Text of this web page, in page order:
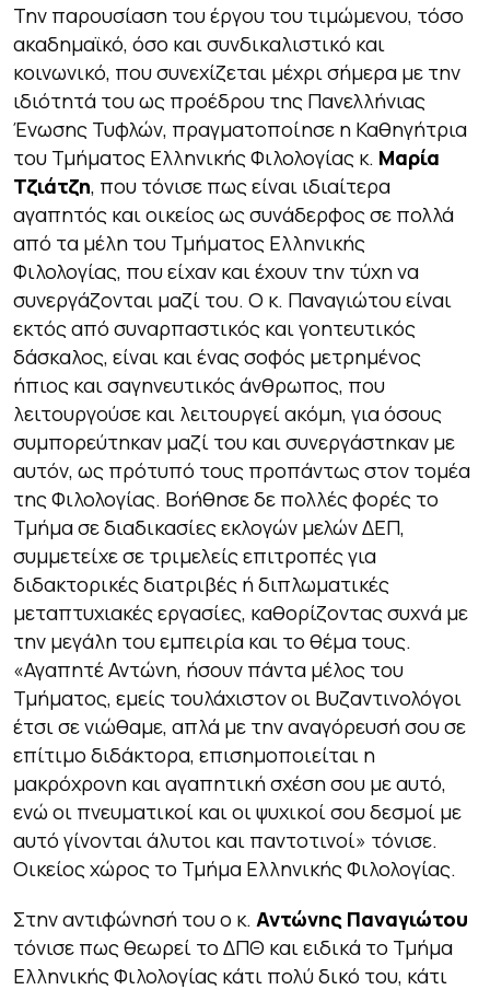
Την παρουσίαση του έργου του τιμώμενου, τόσο
ακαδημαϊκό, όσο και συνδικαλιστικό και
κοινωνικό, που συνεχίζεται μέχρι σήμερα με την
ιδιότητά του ως προέδρου της Πανελλήνιας
Ένωσης Τυφλών, πραγματοποίησε η Καθηγήτρια
του Τμήματος Ελληνικής Φιλολογίας κ. Μαρία
Τζιάτζη, που τόνισε πως είναι ιδιαίτερα
αγαπητός και οικείος ως συνάδερφος σε πολλά
από τα μέλη του Τμήματος Ελληνικής
Φιλολογίας, που είχαν και έχουν την τύχη να
συνεργάζονται μαζί του. Ο κ. Παναγιώτου είναι
εκτός από συναρπαστικός και γοητευτικός
δάσκαλος, είναι και ένας σοφός μετρημένος
ήπιος και σαγηνευτικός άνθρωπος, που
λειτουργούσε και λειτουργεί ακόμη, για όσους
συμπορεύτηκαν μαζί του και συνεργάστηκαν με
αυτόν, ως πρότυπό τους προπάντως στον τομέα
της Φιλολογίας. Βοήθησε δε πολλές φορές το
Τμήμα σε διαδικασίες εκλογών μελών ΔΕΠ,
συμμετείχε σε τριμελείς επιτροπές για
διδακτορικές διατριβές ή διπλωματικές
μεταπτυχιακές εργασίες, καθορίζοντας συχνά με
την μεγάλη του εμπειρία και το θέμα τους.
«Αγαπητέ Αντώνη, ήσουν πάντα μέλος του
Τμήματος, εμείς τουλάχιστον οι Βυζαντινολόγοι
έτσι σε νιώθαμε, απλά με την αναγόρευσή σου σε
επίτιμο διδάκτορα, επισημοποιείται η
μακρόχρονη και αγαπητική σχέση σου με αυτό,
ενώ οι πνευματικοί και οι ψυχικοί σου δεσμοί με
αυτό γίνονται άλυτοι και παντοτινοί» τόνισε.
Οικείος χώρος το Τμήμα Ελληνικής Φιλολογίας.
Στην αντιφώνησή του ο κ. Αντώνης Παναγιώτου
τόνισε πως θεωρεί το ΔΠΘ και ειδικά το Τμήμα
Ελληνικής Φιλολογίας κάτι πολύ δικό του, κάτι